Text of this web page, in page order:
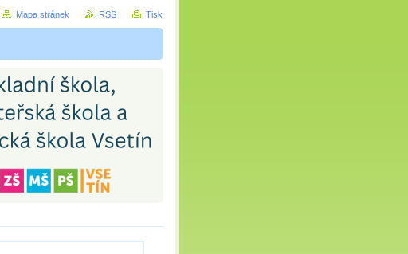
Mapa stránek RSS Tisk